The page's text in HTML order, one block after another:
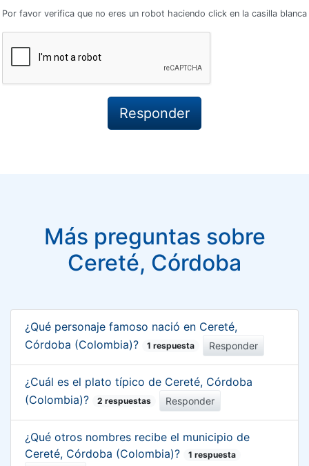
Por favor verifica que no eres un robot haciendo click en la casilla blanca
Más preguntas sobre
Cereté, Córdoba
¿Qué personaje famoso nació en Cereté,
Córdoba (Colombia)?
1 respuesta Responder
¿Cuál es el plato típico de Cereté, Córdoba
(Colombia)?
2 respuestas Responder
¿Qué otros nombres recibe el municipio de
Cereté, Córdoba (Colombia)?
1 respuesta